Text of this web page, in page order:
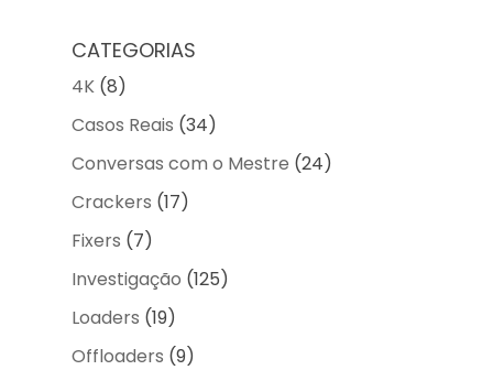
CATEGORIAS
4K(8)
Casos Reais (34)
Conversas com o Mestre (24)
Crackers (17)
Fixers (7)
Investigação (125)
Loaders (19)
Offloaders (9)